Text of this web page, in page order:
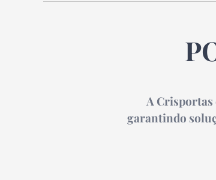
A Crisportas
garantindo